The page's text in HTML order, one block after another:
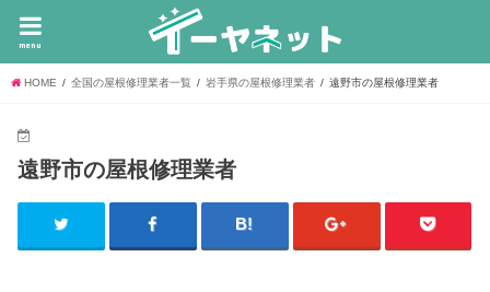
menu
HOME 全国の屋根修理業者一覧 岩手県の屋根修理業者 遠野市の屋根修理業者
遠野市の屋根修理業者